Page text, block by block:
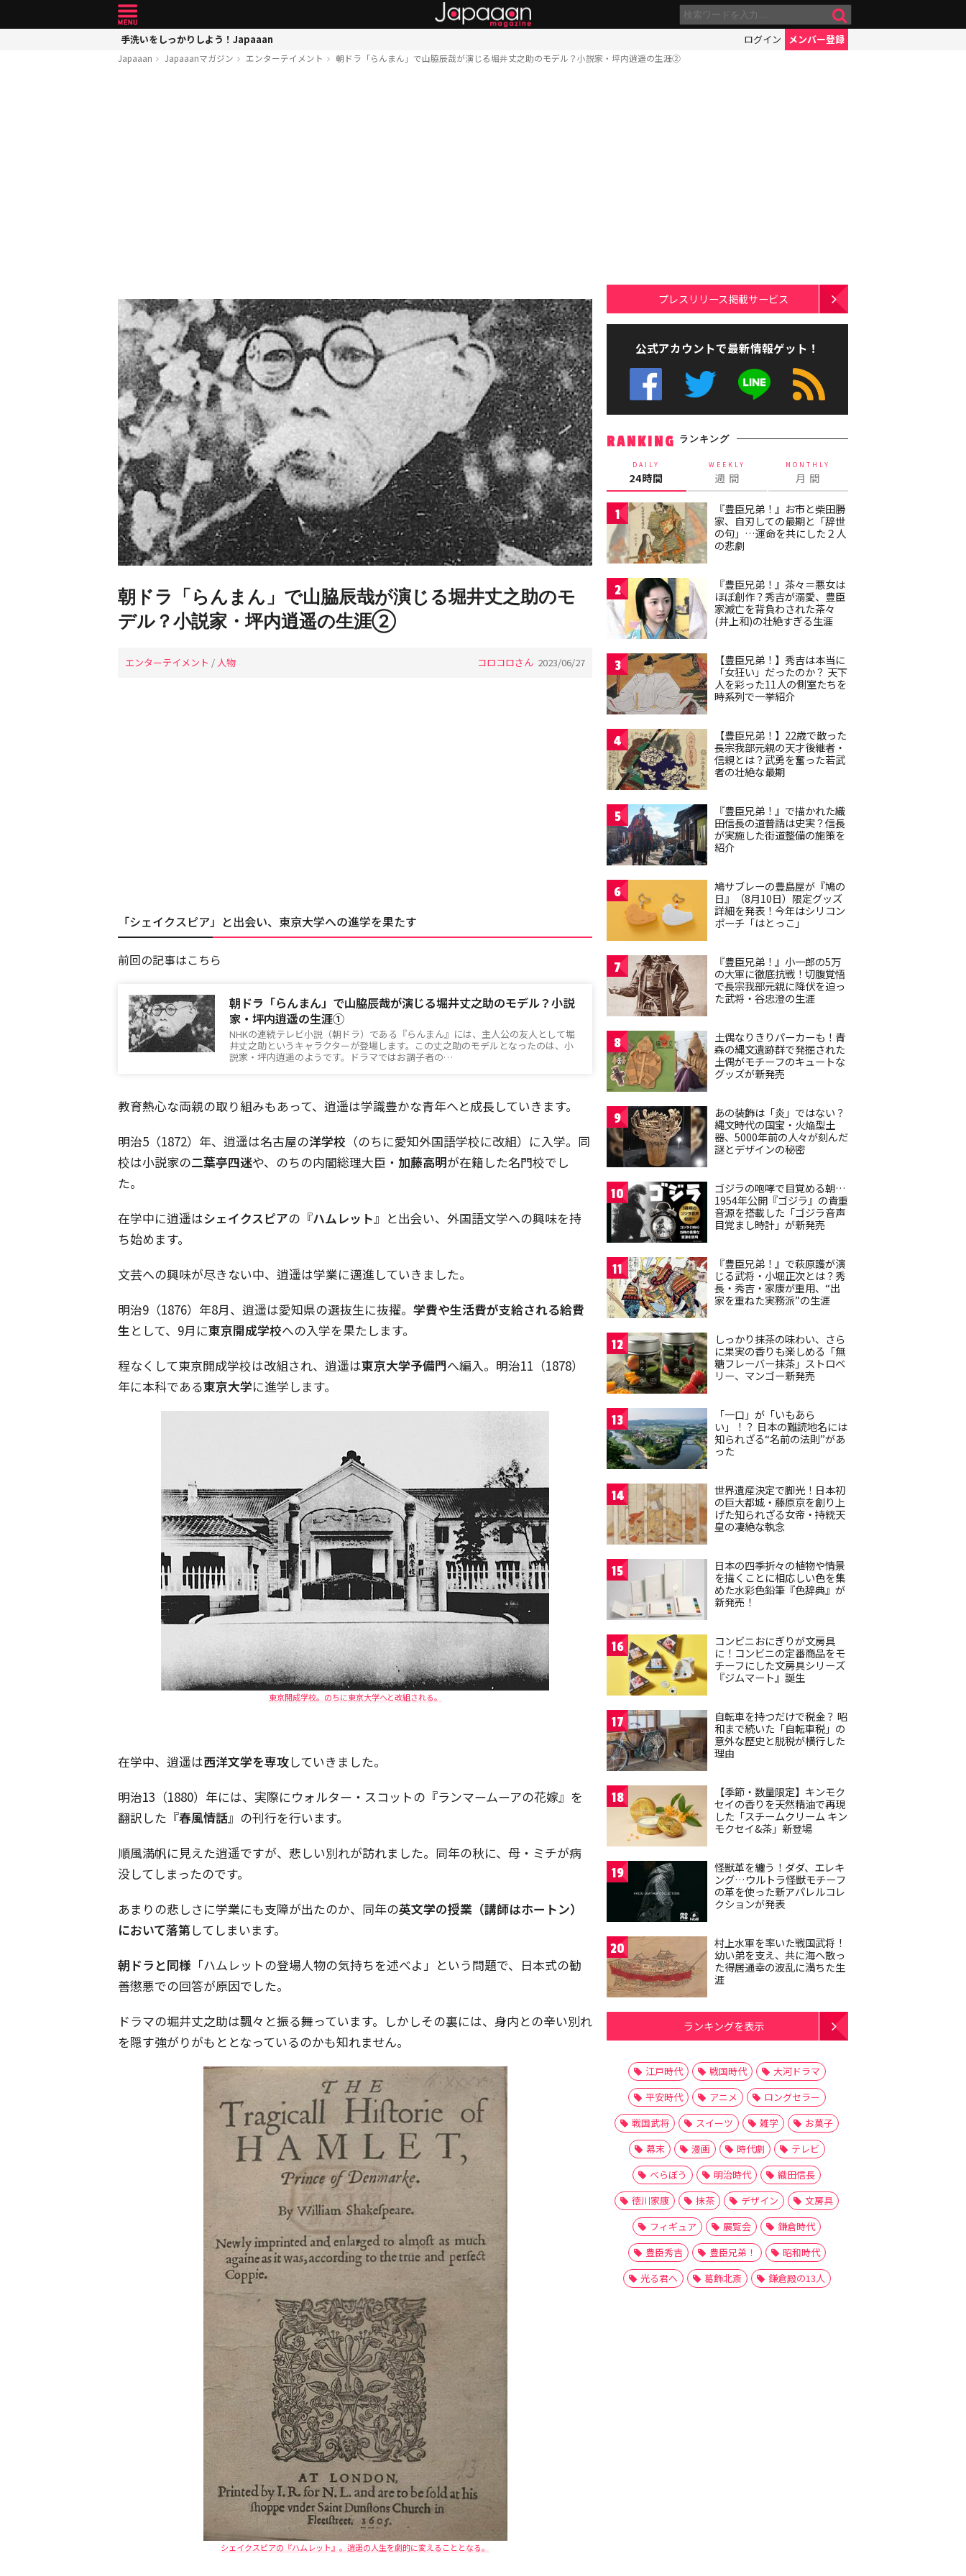
手洗いをしっかりしよう！Japaaan ログイン メンバー登録
Japaaan Japaaanマガジン エンターテイメント 朝ドラ「らんまん」で山脇辰哉が演じる堀井丈之助のモデル？小説家・坪内逍遥の生涯②
朝ドラ「らんまん」で山脇辰哉が演じる堀井丈之助のモ
デル？小説家・坪内逍遥の生涯②
エンターテイメント / 人物 コロコロさん 2023/06/27
「シェイクスピア」と出会い、東京大学への進学を果たす
前回の記事はこちら
朝ドラ「らんまん」で山脇辰哉が演じる堀井丈之助のモデル？小説
家・坪内逍遥の生涯①
NHKの連続テレビ小説（朝ドラ）である『らんまん』には、主人公の友人として堀
井丈之助というキャラクターが登場します。この丈之助のモデルとなったのは、小
説家・坪内逍遥のようです。ドラマではお調子者の…
教育熱心な両親の取り組みもあって、逍遥は学識豊かな青年へと成長していきます。
明治5 （1872）年、逍遥は名古屋の洋学校 （のちに愛知外国語学校に改組）に入学。同
校は小説家の二葉亭四迷や、のちの内閣総理大臣・ 加藤高明が在籍した名門校でし
た。
在学中に逍遥はシェイクスピアの『ハムレット』と出会い、外国語文学への興味を持
ち始めます。
文芸への興味が尽きない中、逍遥は学業に邁進していきました。
明治9 （1876）年8月、逍遥は愛知県の選抜生に抜擢。 学費や生活費が支給される給費
生として、 9月に東京開成学校への入学を果たします。
程なくして東京開成学校は改組され、逍遥は東京大学予備門へ編入。明治11 （1878）
年に本科である東京大学に進学します。
東京開成学校。のちに東京大学へと改組される。
在学中、逍遥は西洋文学を専攻していきました。
明治13 （1880）年には、実際にウォルター・スコットの『ランマームーアの花嫁』を
翻訳した『春風情話』の刊行を行います。
順風満帆に見えた逍遥ですが、悲しい別れが訪れました。同年の秋に、母・ミチが病
没してしまったのです。
あまりの悲しさに学業にも支障が出たのか、同年の英文学の授業（講師はホートン）
において落第 してしまいます。
朝ドラと同様 「ハムレットの登場人物の気持ちを述べよ」という問題で、日本式の勧
善懲悪での回答が原因でした。
ドラマの堀井丈之助は飄々と振る舞っています。しかしその裏には、身内との辛い別れ
を隠す強がりがもととなっているのかも知れません。
シェイクスピアの『ハムレット』。逍遥の人生を劇的に変えることとなる。
プレスリリース掲載サービス
公式アカウントで最新情報ゲット！
RANKING ランキング
DAILY
24時間
WEEKLY
週 間
MONTHLY
月 間
1
『豊臣兄弟！』お市と柴田勝
家、自刃しての最期と「辞世
の句」…運命を共にした２人
の悲劇
2
『豊臣兄弟！』茶々＝悪女は
ほぼ創作？秀吉が溺愛、豊臣
家滅亡を背負わされた茶々
(井上和)の壮絶すぎる生涯
3
【豊臣兄弟！】秀吉は本当に
「女狂い」だったのか？ 天下
人を彩った11人の側室たちを
時系列で一挙紹介
4
【豊臣兄弟！】22歳で散った
長宗我部元親の天才後継者・
信親とは？武勇を奮った若武
者の壮絶な最期
5
『豊臣兄弟！』で描かれた織
田信長の道普請は史実？信長
が実施した街道整備の施策を
紹介
6
鳩サブレーの豊島屋が『鳩の
日』（8月10日）限定グッズ
詳細を発表！今年はシリコン
ポーチ「はとっこ」
7
『豊臣兄弟！』小一郎の5万
の大軍に徹底抗戦！切腹覚悟
で長宗我部元親に降伏を迫っ
た武将・谷忠澄の生涯
8
土偶なりきりパーカーも！青
森の縄文遺跡群で発掘された
土偶がモチーフのキュートな
グッズが新発売
9
あの装飾は「炎」ではない？
縄文時代の国宝・火焔型土
器、5000年前の人々が刻んだ
謎とデザインの秘密
10
ゴジラの咆哮で目覚める朝…
1954年公開『ゴジラ』の貴重
音源を搭載した「ゴジラ音声
目覚まし時計」が新発売
11
『豊臣兄弟！』で萩原護が演
じる武将・小堀正次とは？秀
長・秀吉・家康が重用、“出
家を重ねた実務派”の生涯
12
しっかり抹茶の味わい、さら
に果実の香りも楽しめる「無
糖フレーバー抹茶」ストロベ
リー、マンゴー新発売
13
「一口」が「いもあら
い」！？ 日本の難読地名には
知られざる“名前の法則”があ
った
14
世界遺産決定で脚光！日本初
の巨大都城・藤原京を創り上
げた知られざる女帝・持統天
皇の凄絶な執念
15
日本の四季折々の植物や情景
を描くことに相応しい色を集
めた水彩色鉛筆『色辞典』が
新発売！
16
コンビニおにぎりが文房具
に！コンビニの定番商品をモ
チーフにした文房具シリーズ
『ジムマート』誕生
17
自転車を持つだけで税金？ 昭
和まで続いた「自転車税」の
意外な歴史と脱税が横行した
理由
18
【季節・数量限定】キンモク
セイの香りを天然精油で再現
した「スチームクリーム キン
モクセイ&茶」新登場
19
怪獣革を纏う！ダダ、エレキ
ング…ウルトラ怪獣モチーフ
の革を使った新アパレルコレ
クションが発表
20
村上水軍を率いた戦国武将！
幼い弟を支え、共に海へ散っ
た得居通幸の波乱に満ちた生
涯
ランキングを表示
江戸時代 戦国時代
大河ドラマ
平安時代
アニメ
ロングセラー
戦国武将
スイーツ 雑学
お菓子
幕末
漫画 時代劇
テレビ
べらぼう
明治時代
織田信長
徳川家康
抹茶 デザイン
文房具
フィギュア
展覧会
鎌倉時代
豊臣秀吉
豊臣兄弟！
昭和時代
光る君へ
葛飾北斎 鎌倉殿の13人